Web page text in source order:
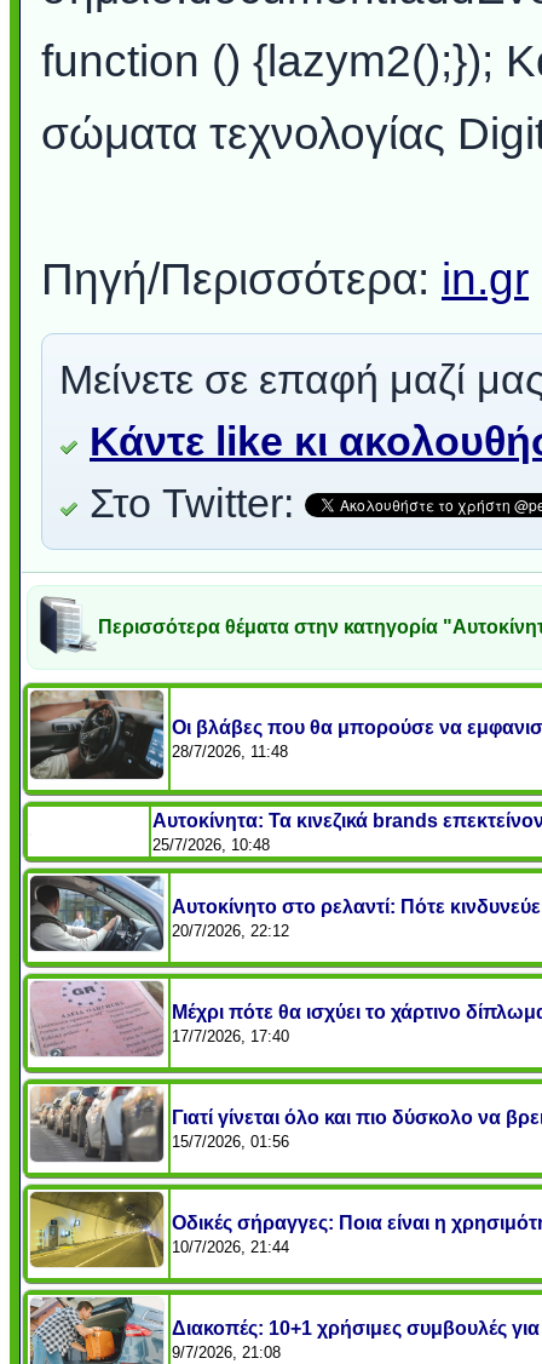
function () {lazym2();});
σώματα τεχνολογίας
Πηγή/Περισσότερα: in.gr
Μείνετε σε επαφή μαζί
Κάντε like κι
Στο Twitter:
Περισσότερα θέματα στην κατηγορία
Οι βλάβες που θα μπορούσε να
28/7/2026, 11:48
Αυτοκίνητα: Τα κινεζικά brands
25/7/2026, 10:48
Αυτοκίνητο στο ρελαντί: Πότε
20/7/2026, 22:12
Μέχρι πότε θα ισχύει το χάρτινο
17/7/2026, 17:40
Γιατί γίνεται όλο και πιο δύσκολο να
15/7/2026, 01:56
Οδικές σήραγγες: Ποια είναι η
10/7/2026, 21:44
Διακοπές: 10+1 χρήσιμες συμβουλές για
9/7/2026, 21:08